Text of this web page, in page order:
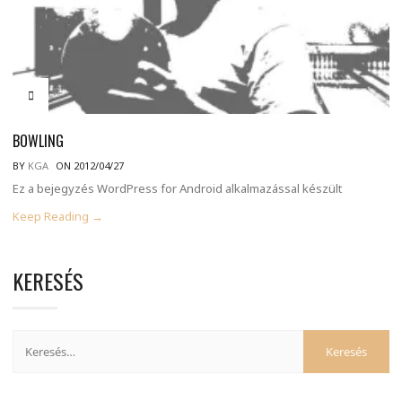
BOWLING
BY KGA ON 2012/04/27
Ez a bejegyzés WordPress for Android alkalmazással készült
Keep Reading →
KERESÉS